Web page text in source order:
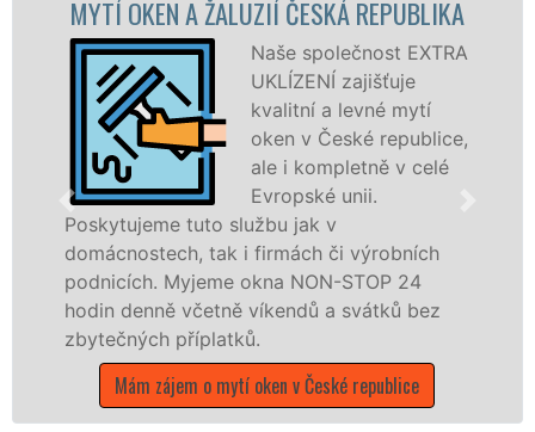
ČESKÁ REPUBLIKA
společnost EXTRA
zajišťuje
a levné mytí
v České republice,
i kompletně v celé
unii.
jak v
či výrobních
NON-STOP 24
a svátků bez
v České republice
MYTÍ OKENNÍCH
dřevěná okna a dveře.
kompletní a kvalitní
Evropské unii
víkendech a během
Mám zájem o mytí